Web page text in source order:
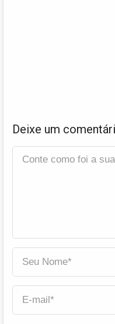
Deixe um